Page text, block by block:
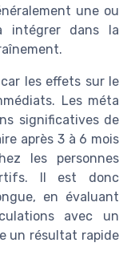
une ou
intégrer dans la
les effets sur le
Les méta
significatives de
après 3 à 6 mois
les personnes
Il est donc
en évaluant
avec un
un résultat rapide